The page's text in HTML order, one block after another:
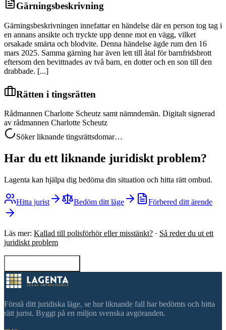
Gärningsbeskrivning
Gärningsbeskrivningen innefattar en händelse där en person tog tag i
en annans ansikte och tryckte upp denne mot en vägg, vilket
orsakade smärta och blodvite. Denna händelse ägde rum den 16
mars 2025. Samma gärning har även lett till åtal för barnfridsbrott
eftersom den bevittnades av två barn, en dotter och en son till den
drabbade. [...]
Rätten i tingsrätten
Rådmannen Charlotte Scheutz samt nämndemän. Digitalt signerad
av rådmannen Charlotte Scheutz
Söker liknande tingsrättsdomar…
Har du ett liknande juridiskt problem?
Lagenta kan hjälpa dig bedöma din situation och hitta rätt ombud.
Hitta jurist Bedöm ditt läge Förbered ditt ärende
Läs mer: Kallad till polisförhör eller misstänkt? · Så reder du ut ett
juridiskt problem
Förstå ditt juridiska läge, se hur liknande fall har bedömts och hitta
rätt jurist. Byggt på en miljon svenska avgöranden.